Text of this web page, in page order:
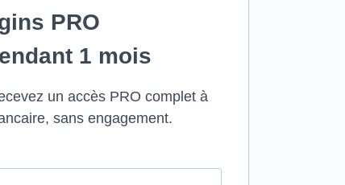
PRO
1 mois
un accès PRO complet à
sans engagement.